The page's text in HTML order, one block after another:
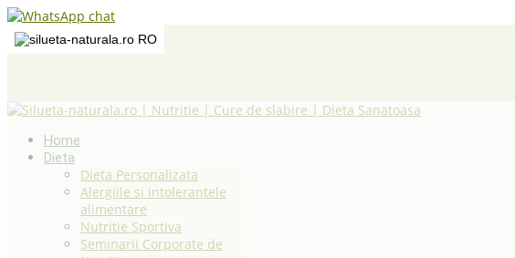
RO
Home
Dieta
Dieta Personalizata
Alergiile si intolerantele
alimentare
Nutritie Sportiva
Seminarii Corporate de